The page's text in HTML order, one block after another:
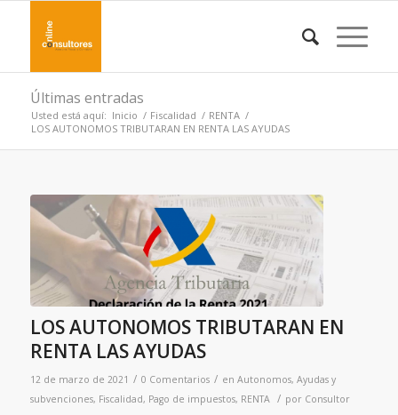
Últimas entradas
Usted está aquí: Inicio / Fiscalidad / RENTA /
LOS AUTONOMOS TRIBUTARAN EN RENTA LAS AYUDAS
LOS AUTONOMOS TRIBUTARAN EN
RENTA LAS AYUDAS
12 de marzo de 2021 / 0 Comentarios / en Autonomos, Ayudas y
subvenciones, Fiscalidad, Pago de impuestos, RENTA / por Consultor